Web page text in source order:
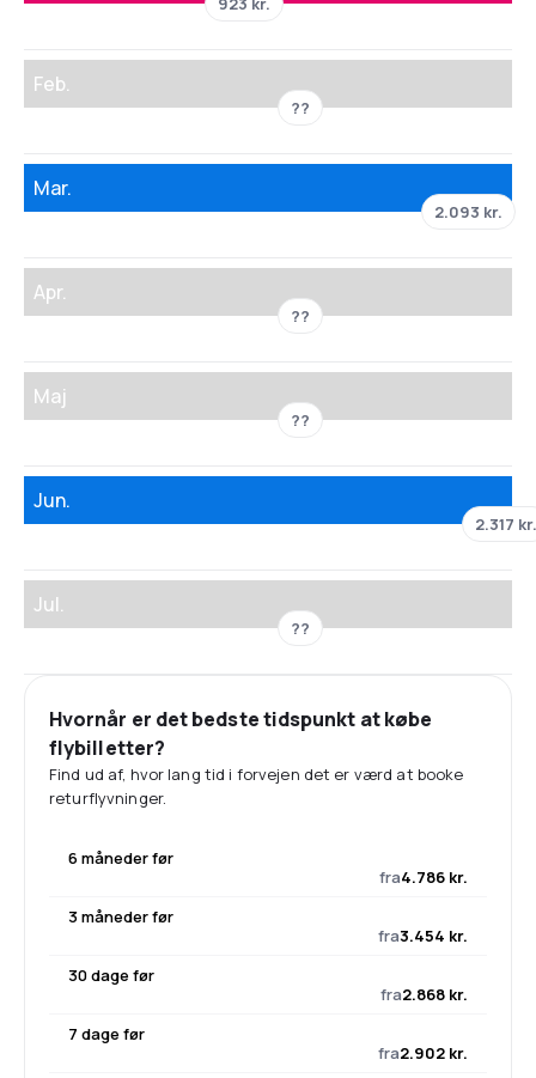
Feb.
??
Mar.
2.093 kr.
Apr.
??
Maj
??
Jun.
2.317
Jul.
??
Hvornår er det bedste tidspunkt at købe
flybilletter?
Find ud af, hvor lang tid i forvejen det er værd at booke
returflyvninger.
6 måneder før
fra4.786 kr.
3 måneder før
fra3.454 kr.
30 dage før
fra2.868 kr.
7 dage før
fra2.902 kr.